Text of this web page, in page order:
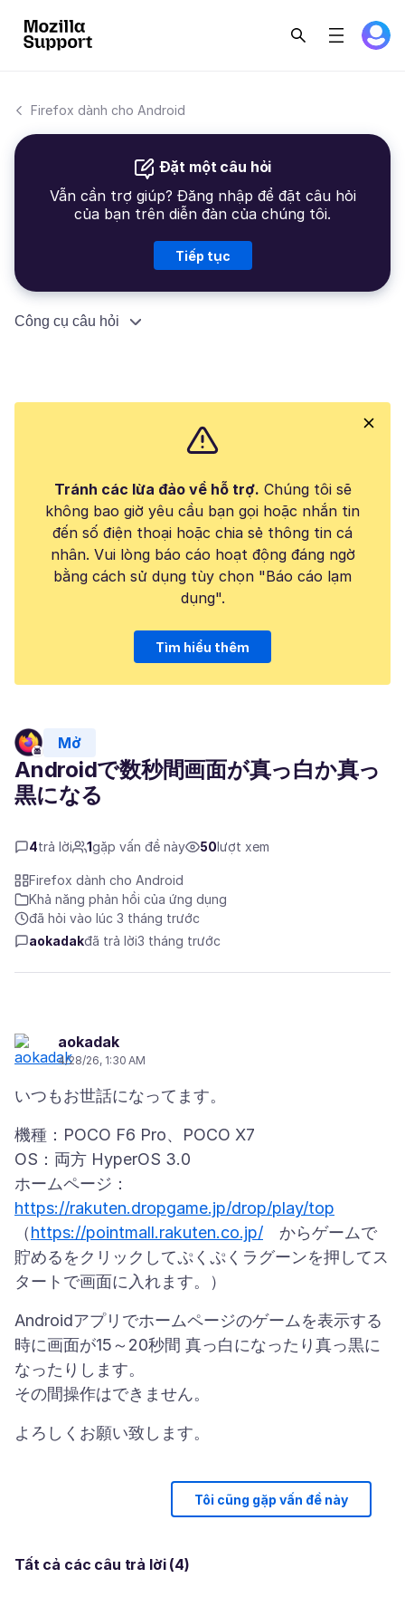
Firefox dành cho Android
Đặt một câu hỏi
Vẫn cần trợ giúp? Đăng nhập để đặt câu hỏi
của bạn trên diễn đàn của chúng tôi.
Tiếp tục
Công cụ câu hỏi
Tránh các lừa đảo về hỗ trợ. Chúng tôi sẽ
không bao giờ yêu cầu bạn gọi hoặc nhắn tin
đến số điện thoại hoặc chia sẻ thông tin cá
nhân. Vui lòng báo cáo hoạt động đáng ngờ
bằng cách sử dụng tùy chọn "Báo cáo lạm
dụng".
Tìm hiểu thêm
Mở
Androidで数秒間画面が真っ白か真っ
黒になる
4trả lời 1gặp vấn đề này 50lượt xem
Firefox dành cho Android
Khả năng phản hồi của ứng dụng
đã hỏi vào lúc 3 tháng trước
aokadakđã trả lời3 tháng trước
aokadak
4/28/26, 1:30 AM
機種：POCO F6 Pro、POCO X7
OS：両方 HyperOS 3.0
ホームページ：
https://rakuten.dropgame.jp/drop/play/top
（https://pointmall.rakuten.co.jp/ からゲームで
貯めるをクリックしてぷくぷくラグーンを押してス
Androidアプリでホームページのゲームを表示する
時に画面が15～20秒間 真っ白になったり真っ黒に
なったりします。
Tôi cũng gặp vấn đề này
Tất cả các câu trả lời (4)